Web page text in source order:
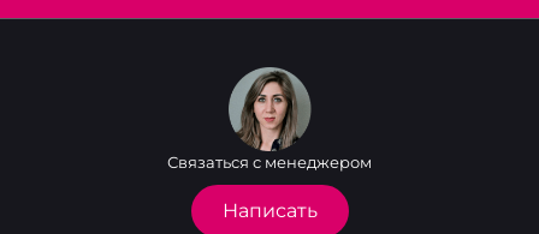
Связаться с менеджером
Написать